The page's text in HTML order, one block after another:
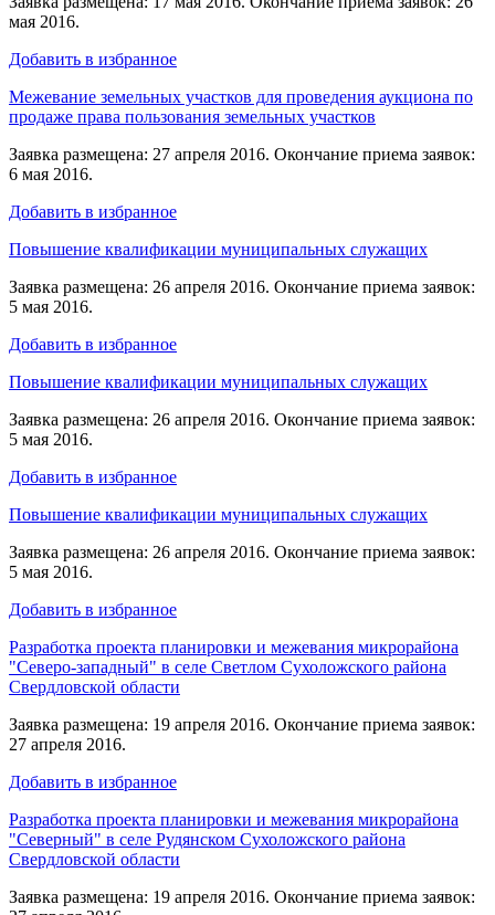
мая 2016.
Добавить в избранное
Межевание земельных участков для проведения аукциона по
продаже права пользования земельных участков
Заявка размещена: 27 апреля 2016. Окончание приема заявок:
6 мая 2016.
Добавить в избранное
Повышение квалификации муниципальных служащих
Заявка размещена: 26 апреля 2016. Окончание приема заявок:
5 мая 2016.
Добавить в избранное
Повышение квалификации муниципальных служащих
Заявка размещена: 26 апреля 2016. Окончание приема заявок:
5 мая 2016.
Добавить в избранное
Повышение квалификации муниципальных служащих
Заявка размещена: 26 апреля 2016. Окончание приема заявок:
5 мая 2016.
Добавить в избранное
Разработка проекта планировки и межевания микрорайона
"Северо-западный" в селе Светлом Сухоложского района
Свердловской области
Заявка размещена: 19 апреля 2016. Окончание приема заявок:
27 апреля 2016.
Добавить в избранное
Разработка проекта планировки и межевания микрорайона
"Северный" в селе Рудянском Сухоложского района
Свердловской области
Заявка размещена: 19 апреля 2016. Окончание приема заявок: